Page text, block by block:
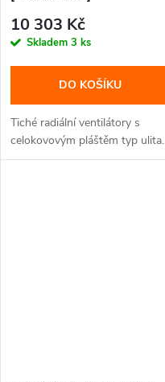
10 303 Kč
Skladem 3 ks
DO KOŠÍKU
Tiché radiální ventilátory s
celokovovým pláštěm typ ulita.